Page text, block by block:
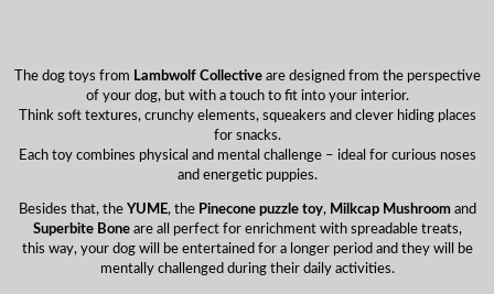
The dog toys from Lambwolf Collectiveare designed from the perspective
of your dog, but with a touch to fit into your interior.
Think soft textures, crunchy elements, squeakers and clever hiding places
for snacks.
Each toy combines physical and mental challenge – ideal for curious noses
and energetic puppies.
Besides that, the YUME, the Pinecone puzzle toy, Milkcap Mushroomand
Superbite Boneare all perfect for enrichment with spreadable treats,
this way, your dog will be entertained for a longer period and they will be
mentally challenged during their daily activities.